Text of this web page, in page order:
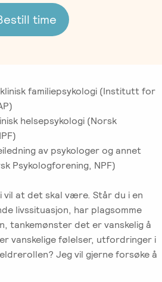
time
familiepsykologi (Institutt for
helsepsykologi (Norsk
av psykologer og annet
Psykologforening, NPF)
vil at det skal være. Står du i en
livssituasjon, har plagsomme
tankemønster det er vanskelig å
vanskelige følelser, utfordringer i
Jeg vil gjerne forsøke å